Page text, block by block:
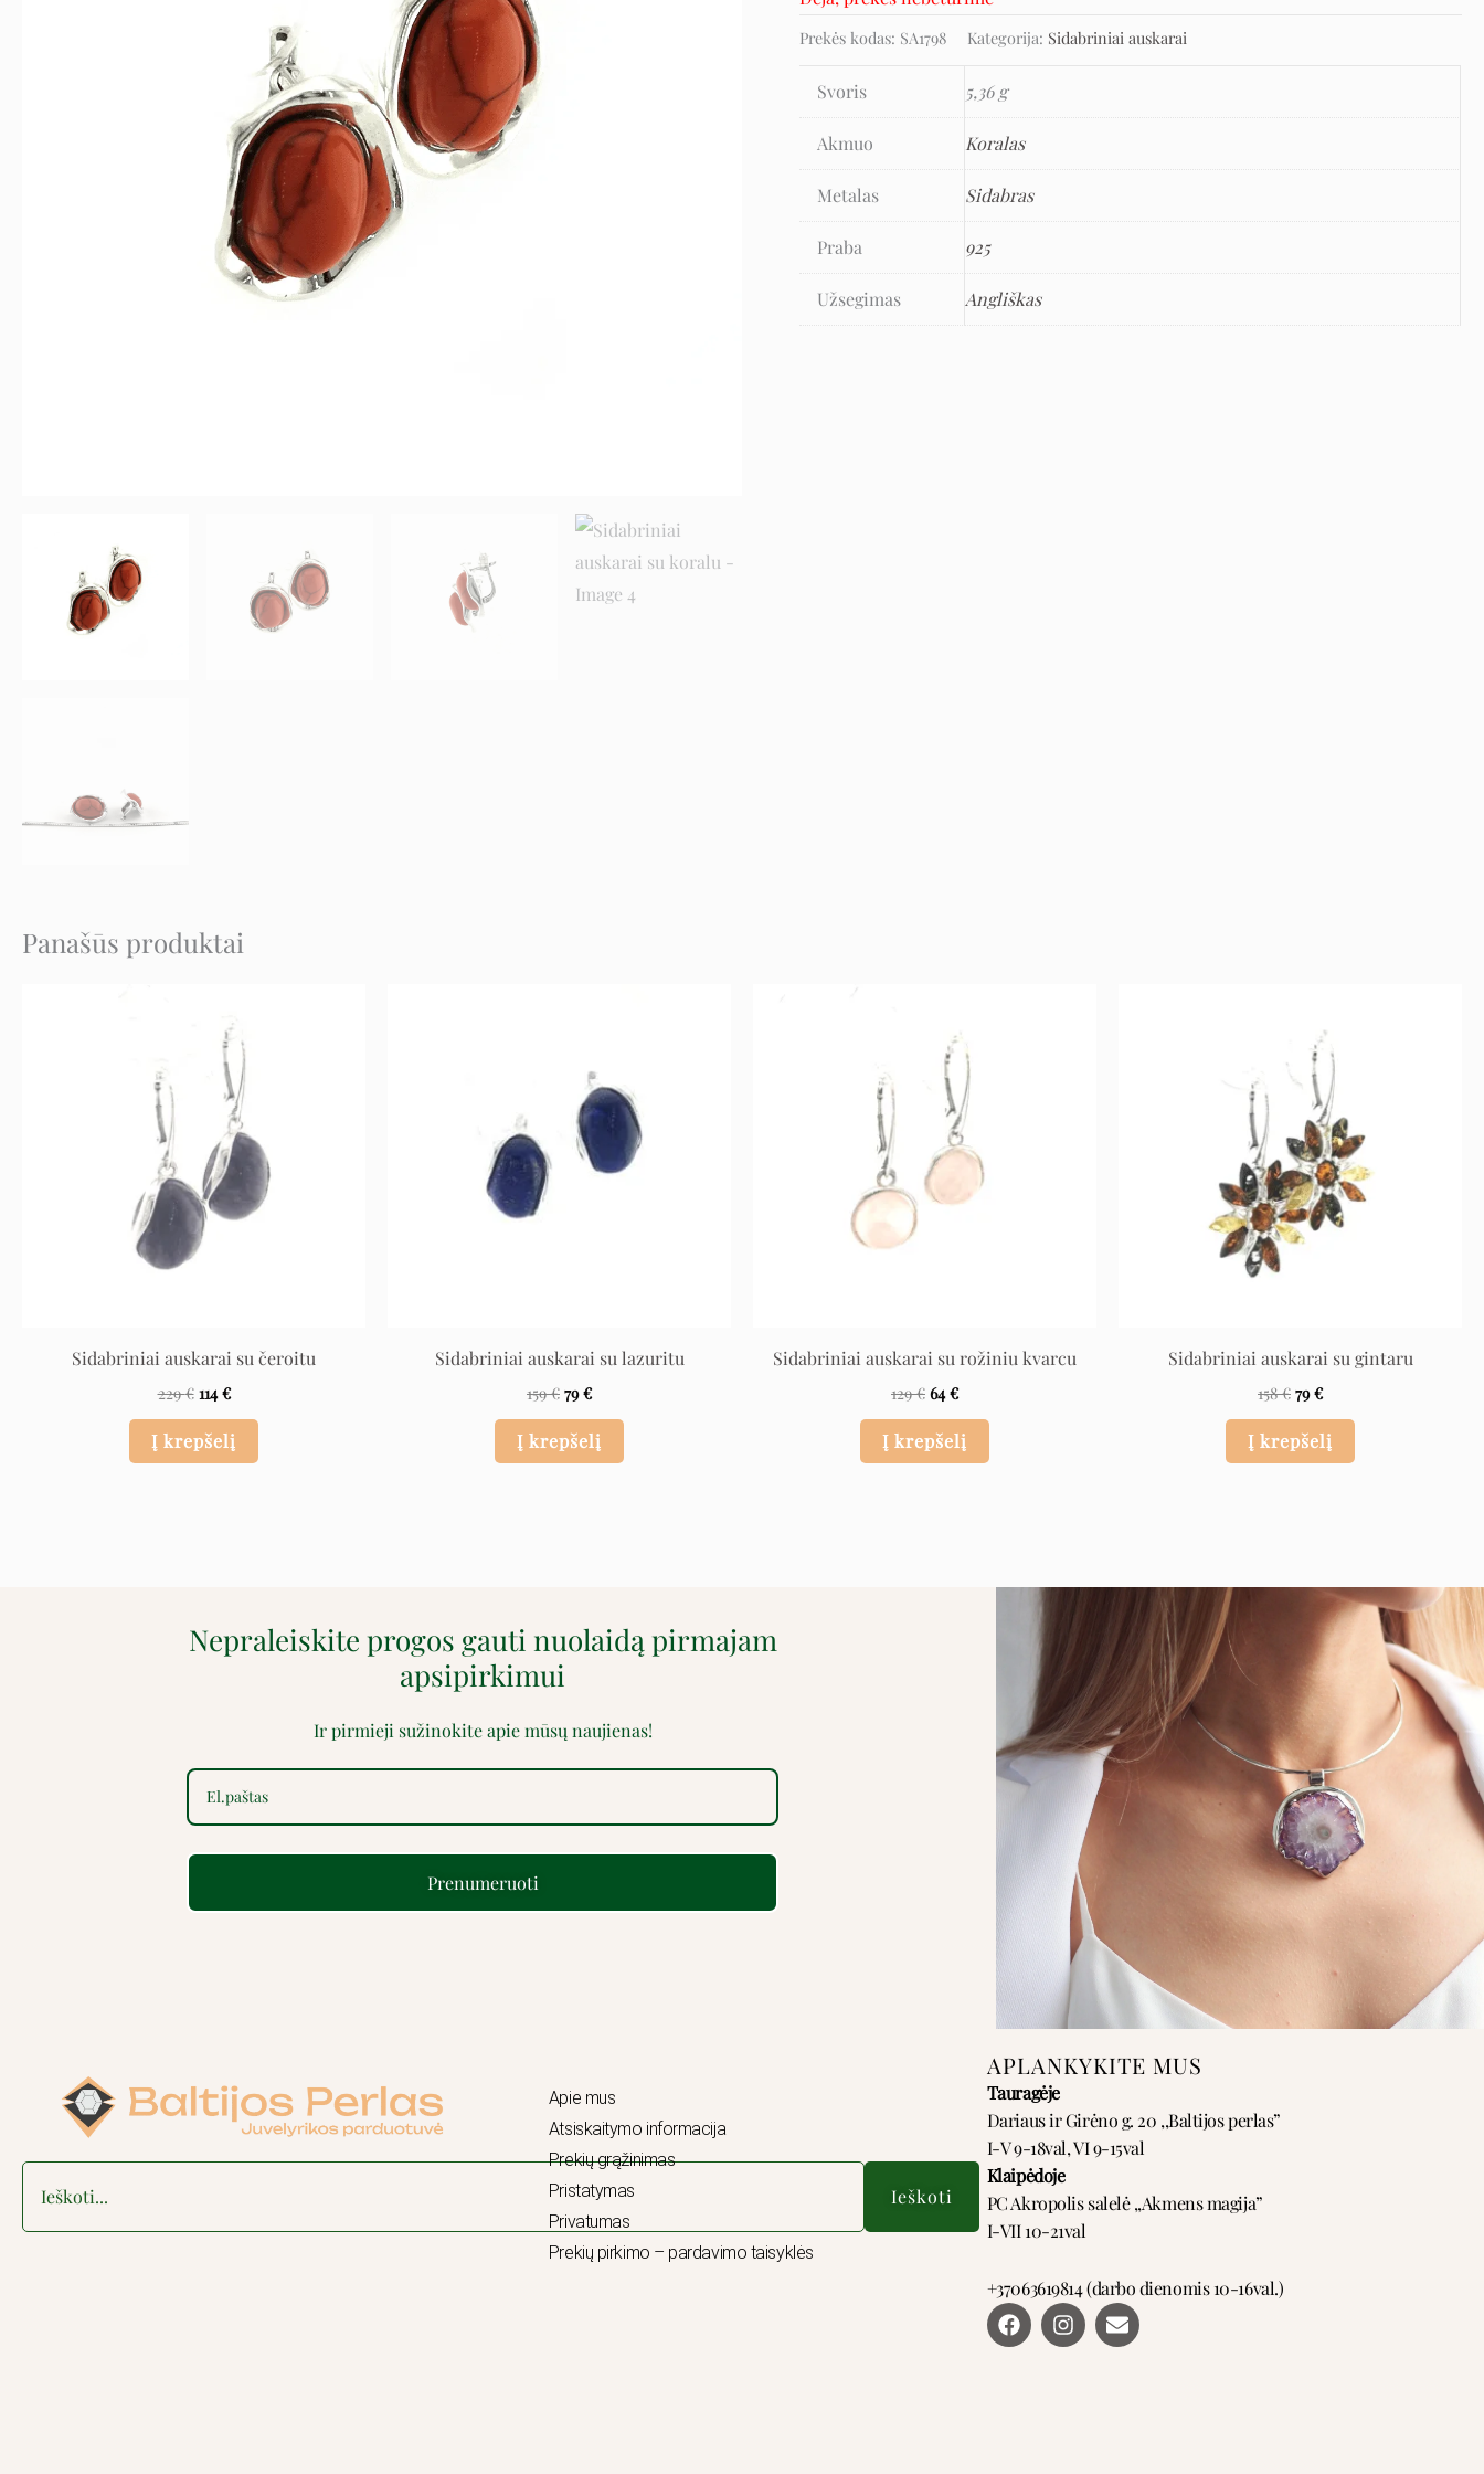
Prekės kodas: SA1798 Kategorija: Sidabriniai auskarai
Svoris 5,36 g
Akmuo Koralas
Metalas Sidabras
Praba 925
Užsegimas Angliškas
Panašūs produktai
Sidabriniai auskarai su čeroitu
229€
was:
229 €.
114€
is:
114 €.
Į krepšelį
Sidabriniai auskarai su lazuritu
159€ 79€
Į krepšelį
Sidabriniai auskarai su rožiniu kvarcu
129€
was:
129 €.
64€
64 €.
Į krepšelį
Sidabriniai auskarai su gintaru
158€
was:
158 €.
79€
is:
79 €.
Į krepšelį
Nepraleiskite progos gauti nuolaidą pirmajam
apsipirkimui
Ir pirmieji sužinokite apie mūsų naujienas!
Prenumeruoti
Ieškoti
Apie mus
Atsiskaitymo informacija
Prekių grąžinimas
Pristatymas
Privatumas
Prekių pirkimo – pardavimo taisyklės
APLANKYKITE MUS
Tauragėje
Dariaus ir Girėno g. 20 ,,Baltijos perlas”
I-V 9-18val, VI 9-15val
Klaipėdoje
PC Akropolis salelė ,,Akmens magija”
I-VII 10-21val
+37063619814 (darbo dienomis 10-16val.)
F
a
c
I
n
s
E
n
v